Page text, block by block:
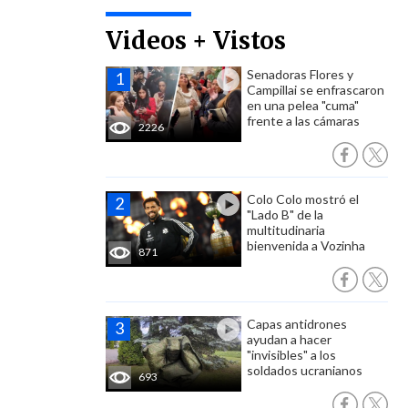
Videos + Vistos
2226
Senadoras Flores y
Campillai se enfrascaron
en una pelea "cuma"
frente a las cámaras
871
Colo Colo mostró el
"Lado B" de la
multitudinaria
bienvenida a Vozinha
693
Capas antidrones
ayudan a hacer
"invisibles" a los
soldados ucranianos